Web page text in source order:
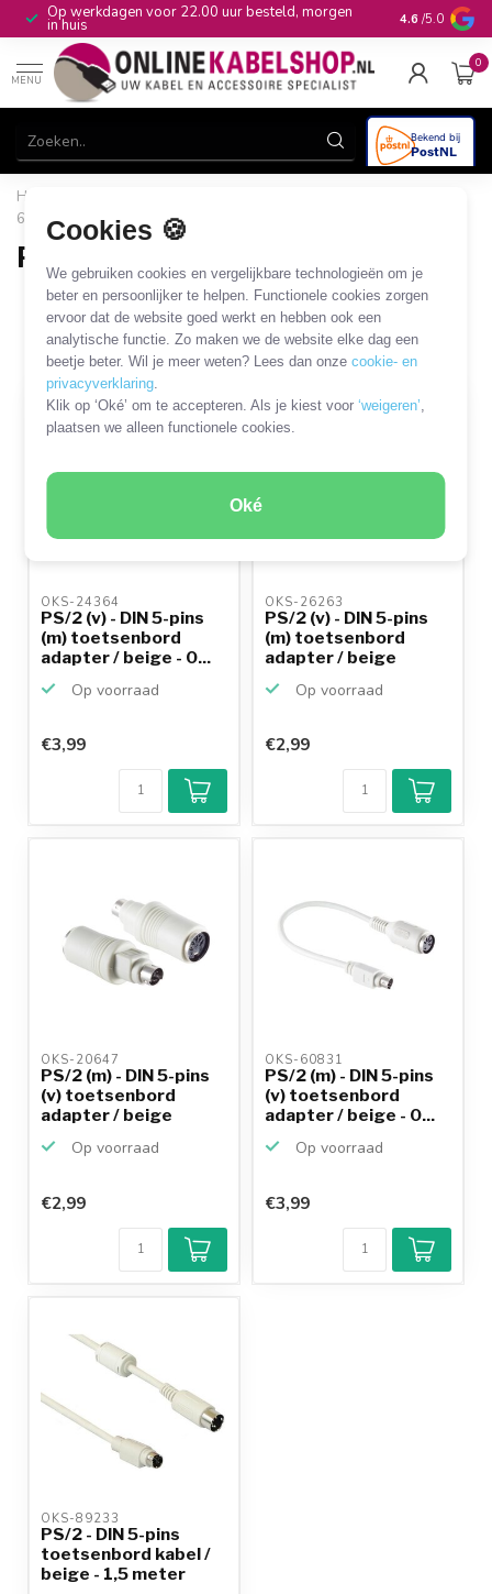
Cookies 🍪
We gebruiken cookies en vergelijkbare technologieën om je
beter en persoonlijker te helpen. Functionele cookies zorgen
ervoor dat de website goed werkt en hebben ook een
analytische functie. Zo maken we de website elke dag een
beetje beter. Wil je meer weten? Lees dan onzecookie- en
privacyverklaring.
Klik op ‘Oké’ om te accepteren. Als je kiest voor‘weigeren’,
plaatsen we alleen functionele cookies.
Oké
Op werkdagen voor 22.00 uur besteld, morgen
in huis 10+jaar
4.6 /5.0
MENU
0
Home
6-pins (PS/2)
/ PS/2 - DIN 5-pins
PS/2 - DIN 5-pins
5 PRODUCTEN
Filters SORTEER OP
OKS-24364
PS/2 (v) - DIN 5-pins
(m) toetsenbord
adapter / beige - 0...
Op voorraad
€3,99
OKS-26263
PS/2 (v) - DIN 5-pins
(m) toetsenbord
adapter / beige
Op voorraad
€2,99
OKS-20647
PS/2 (m) - DIN 5-pins
(v) toetsenbord
adapter / beige
Op voorraad
€2,99
OKS-60831
PS/2 (m) - DIN 5-pins
(v) toetsenbord
adapter / beige - 0...
Op voorraad
€3,99
OKS-89233
PS/2 - DIN 5-pins
toetsenbord kabel /
beige - 1,5 meter